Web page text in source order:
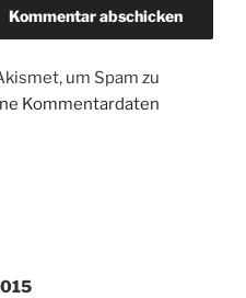
um Spam zu
Kommentardaten